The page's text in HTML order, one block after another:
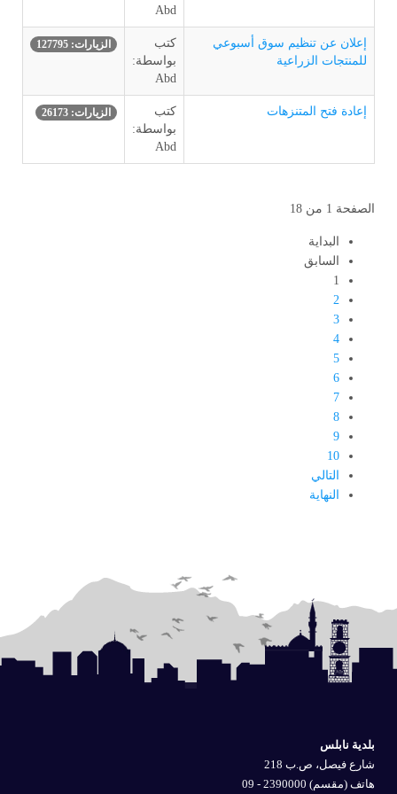
Abd
إعلان عن تنظيم سوق أسبوعي
للمنتجات الزراعية
كتب
بواسطة:
Abd
الزيارات: 127795
إعادة فتح المتنزهات
كتب
بواسطة:
Abd
الزيارات: 26173
الصفحة 1 من 18
البداية
السابق
1
2
3
4
5
6
7
8
9
10
التالي
النهاية
بلدية نابلس
شارع فيصل، ص.ب 218
هاتف (مقسم) 2390000 - 09